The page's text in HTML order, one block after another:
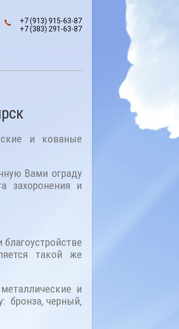
+7 (913) 915-63-87
+7 (383) 291-63-87
и кованые
Вами ограду
захоронения и
такой же
и
бронза, черный,